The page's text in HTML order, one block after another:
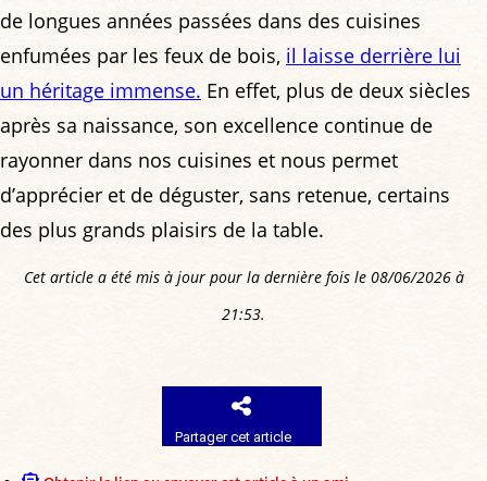
de longues années passées dans des cuisines
enfumées par les feux de bois, il laisse derrière lui
un héritage immense. En effet, plus de deux siècles
après sa naissance, son excellence continue de
rayonner dans nos cuisines et nous permet
d’apprécier et de déguster, sans retenue, certains
des plus grands plaisirs de la table.
Cet article a été mis à jour pour la dernière fois le 08/06/2026 à
21:53.
Partager cet article